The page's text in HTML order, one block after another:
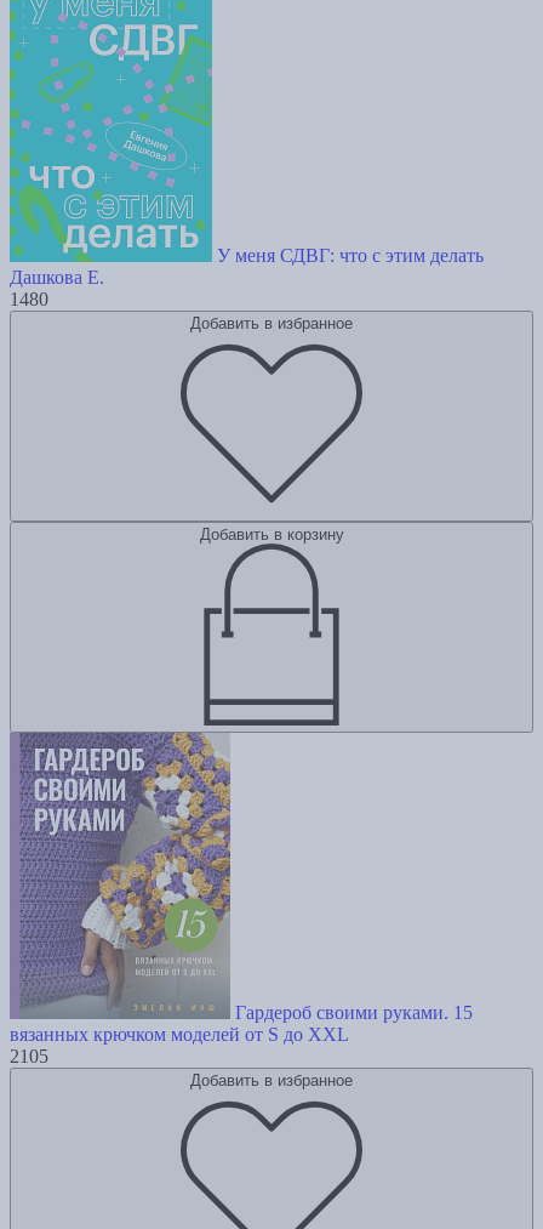
У меня СДВГ: что с этим делать
Дашкова Е.
1480
Добавить в избранное
Добавить в корзину
Гардероб своими руками. 15
вязанных крючком моделей от S до XXL
2105
Добавить в избранное